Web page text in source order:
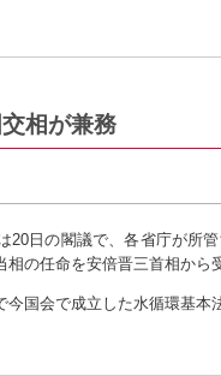
相が兼務
20日の閣議で、各省庁が所
相の任命を安倍晋三首相から
今国会で成立した水循環基本